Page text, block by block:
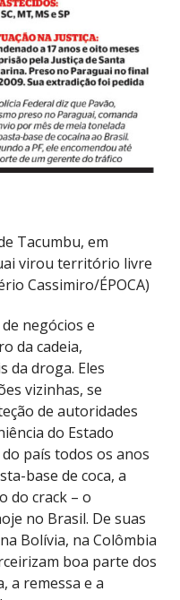
Tacumbu, em
virou território livre
Cassimiro/ÉPOCA)
negócios e
da cadeia,
da droga. Eles
vizinhas, se
de autoridades
do Estado
país todos os anos
base de coca, a
do crack – o
no Brasil. De suas
Bolívia, na Colômbia
boa parte dos
a remessa e a